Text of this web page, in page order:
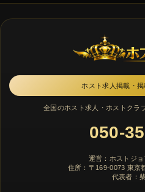
ホスト求人掲載・
全国のホスト求人・ホストクラ
050-
運営：ホストジ
住所：〒169-0073 東京
代表者：